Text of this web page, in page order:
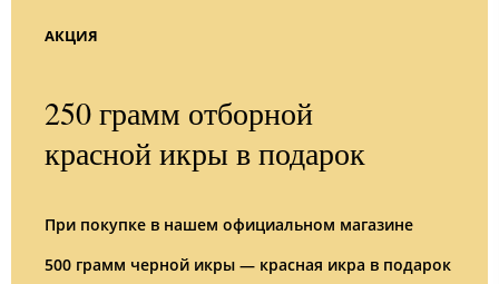
АКЦИЯ
250 грамм отборной
красной икры в подарок
При покупке в нашем официальном магазине
500 грамм черной икры — красная икра в подарок